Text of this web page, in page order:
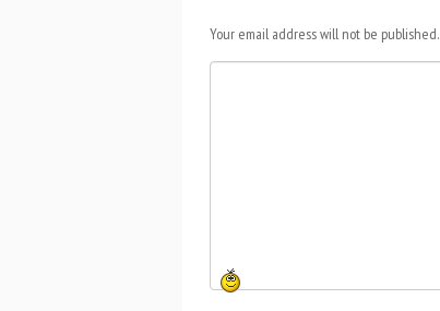
Your email address will not be published.